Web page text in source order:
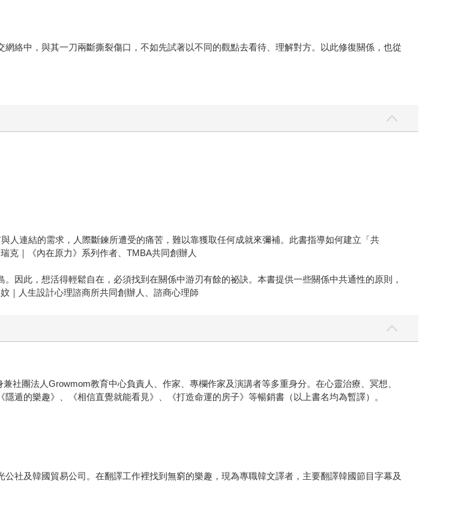
絡中，與其一刀兩斷撕裂傷口，不如先試著以不同的觀點去看待、理解對方。以此修復關係，也從
人連結的需求，人際斷鍊所遭受的痛苦，難以靠獲取任何成就來彌補。此書指導如何建立「共
克｜《內在原力》系列作者、TMBA共同創辦人
因此，想活得輕鬆自在，必須找到在關係中游刃有餘的祕訣。本書提供一些關係中共通性的原則，
｜人生設計心理諮商所共同創辦人、諮商心理師
社團法人Growmom教育中心負責人、作家、專欄作家及演講者等多重身分。在心靈治療、冥想、
遁的樂趣》、《相信直覺就能看見》、《打造命運的房子》等暢銷書（以上書名均為暫譯）。
社及韓國貿易公司。在翻譯工作裡找到無窮的樂趣，現為專職韓文譯者，主要翻譯韓國節目字幕及